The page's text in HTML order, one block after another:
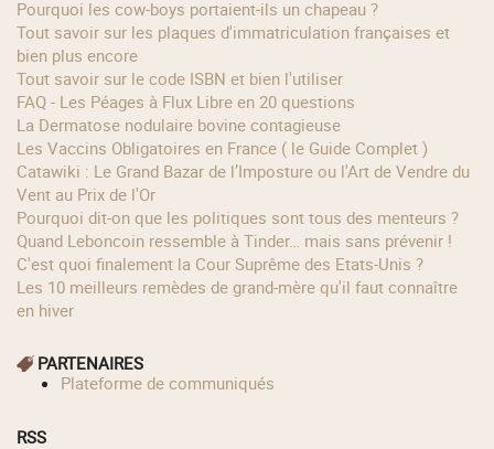
Pourquoi les cow‑boys portaient‑ils un chapeau ?
Tout savoir sur les plaques d'immatriculation françaises et
bien plus encore
Tout savoir sur le code ISBN et bien l'utiliser
FAQ - Les Péages à Flux Libre en 20 questions
La Dermatose nodulaire bovine contagieuse
Les Vaccins Obligatoires en France ( le Guide Complet )
Catawiki : Le Grand Bazar de l’Imposture ou l'Art de Vendre du
Vent au Prix de l'Or
Pourquoi dit-on que les politiques sont tous des menteurs ?
Quand Leboncoin ressemble à Tinder… mais sans prévenir !
C'est quoi finalement la Cour Suprême des Etats-Unis ?
Les 10 meilleurs remèdes de grand-mère qu'il faut connaître
en hiver
PARTENAIRES
Plateforme de communiqués
RSS